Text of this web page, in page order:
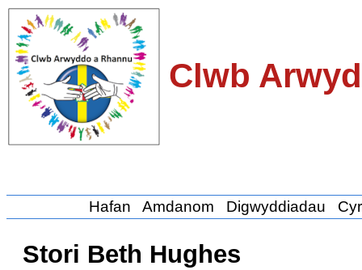
Clwb
Hafan Amdanom Digwyddiadau
Stori Beth Hughes